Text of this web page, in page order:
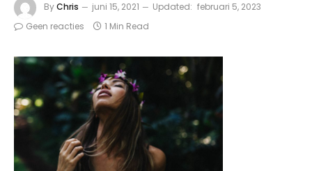
ByChris juni 15, 2021 Updated: februari 5, 2023
Geen reacties
1 Min Read